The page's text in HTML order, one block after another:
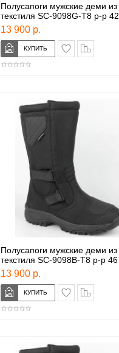
Полусапоги мужские деми из
текстиля SC-9098G-T8 р-р 42
13 900 р.
в закладки
Полусапоги мужские деми из
текстиля SC-9098B-T8 р-р 46
13 900 р.
в закладки